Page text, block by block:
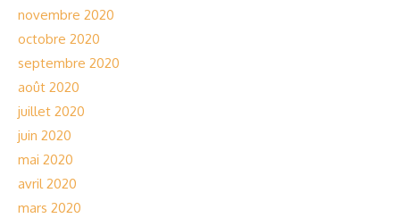
novembre 2020
octobre 2020
septembre 2020
août 2020
juillet 2020
juin 2020
mai 2020
avril 2020
mars 2020